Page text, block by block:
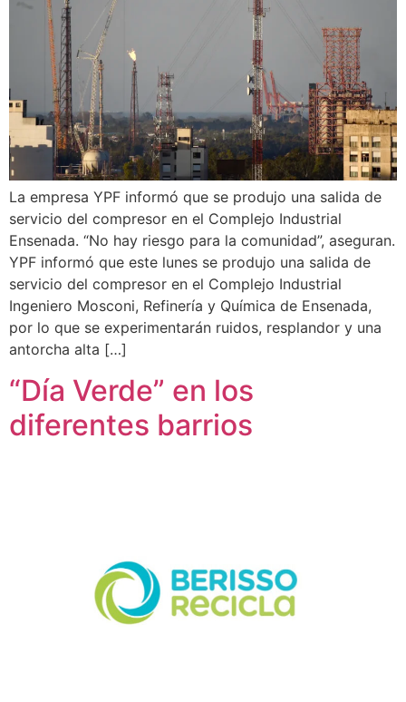
La empresa YPF informó que se produjo una salida de
servicio del compresor en el Complejo Industrial
Ensenada. “No hay riesgo para la comunidad”, aseguran.
YPF informó que este lunes se produjo una salida de
servicio del compresor en el Complejo Industrial
Ingeniero Mosconi, Refinería y Química de Ensenada,
por lo que se experimentarán ruidos, resplandor y una
antorcha alta […]
“Día Verde” en los
diferentes barrios